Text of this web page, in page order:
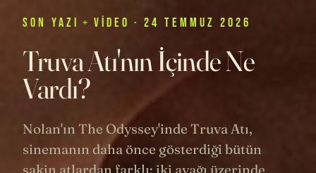
SON YAZI + VIDEO · 24 TEMMUZ 2026
Truva Atı'nın İçinde Ne
Vardı?
Nolan'ın The Odyssey'inde Truva Atı,
sinemanın daha önce gösterdiği bütün
sakin atlardan farklı: iki ayağı üzerinde